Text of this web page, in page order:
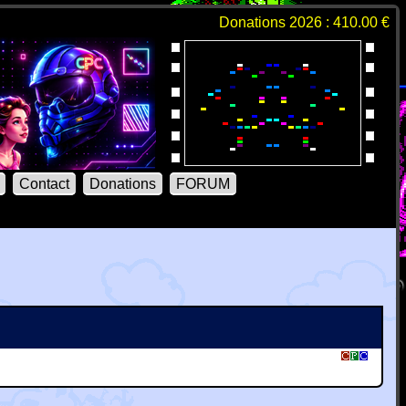
Donations 2026 : 410.00 €
Contact Donations
FORUM